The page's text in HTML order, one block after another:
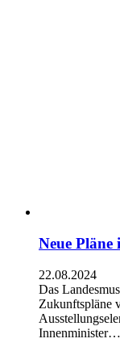
Neue
22.08.2024
Das
Zukunftspläne
Innenminister…